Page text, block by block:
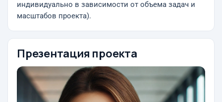
индивидуально в зависимости от объема задач и
масштабов проекта).
Презентация проекта